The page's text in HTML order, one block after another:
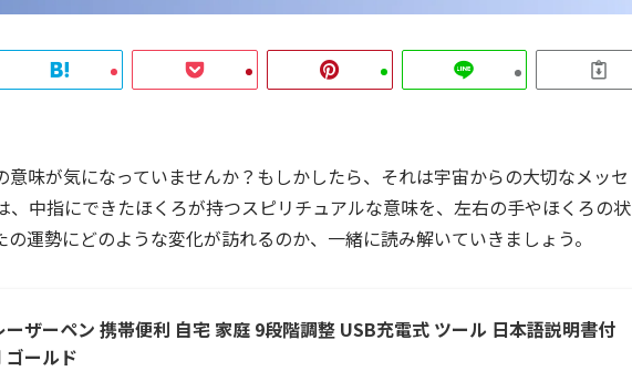
味が気になっていませんか？もしかしたら、それは宇宙からの大切なメッセ
、中指にできたほくろが持つスピリチュアルな意味を、左右の手やほくろの状
運勢にどのような変化が訪れるのか、一緒に読み解いていきましょう。
ーザーペン 携帯便利 自宅 家庭 9段階調整 USB充電式 ツール 日本語説明書付
ゴールド